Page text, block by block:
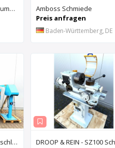
Leinen Schraubstock Pneumatisch
Amboss Schmiede
Preis anfragen
Baden-Württemberg, DE
Walther CN - 550 -PN Gleitschleifanlage u. Rösler Z300 Turbo Floc Zentrifuge